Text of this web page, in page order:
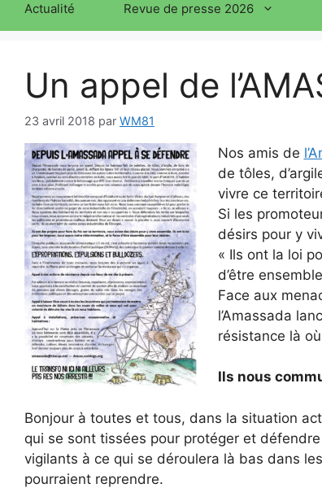
Actualité Revue de presse 2026
Un appel de
23 avril 2018 par WM81
Nos amis de
de tôles,
vivre ce
Si les
désirs pour y
« Ils ont la loi
d’être
Face aux
l’Amassada
résistance là
Ils nous
Bonjour à toutes et tous, dans la situation
qui se sont tissées pour protéger et
vigilants à ce qui se déroulera là bas dans
pourraient reprendre.